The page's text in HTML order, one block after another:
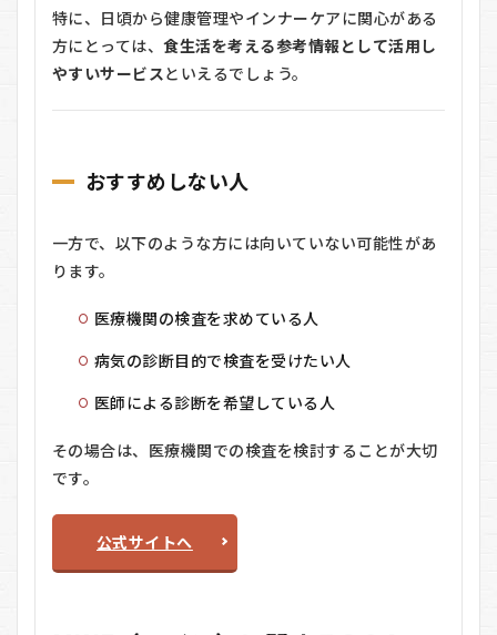
特に、日頃から健康管理やインナーケアに関心がある
方にとっては、食生活を考える参考情報として活用し
やすいサービスといえるでしょう。
おすすめしない人
一方で、以下のような方には向いていない可能性があ
ります。
医療機関の検査を求めている人
病気の診断目的で検査を受けたい人
医師による診断を希望している人
その場合は、医療機関での検査を検討することが大切
です。
公式サイトへ